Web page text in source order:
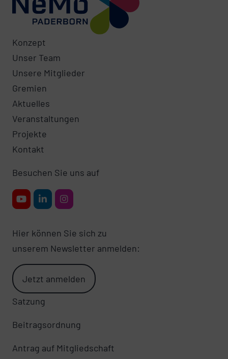
Konzept
Unser Team
Unsere Mitglieder
Gremien
Aktuelles
Veranstaltungen
Projekte
Kontakt
Besuchen Sie uns auf
Hier können Sie sich zu
unserem Newsletter anmelden:
Jetzt anmelden
Satzung
Beitragsordnung
Antrag auf Mitgliedschaft